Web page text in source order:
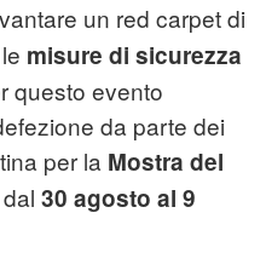
un red carpet di
misure di sicurezza
questo evento
da parte dei
per la Mostra del
30 agosto al 9